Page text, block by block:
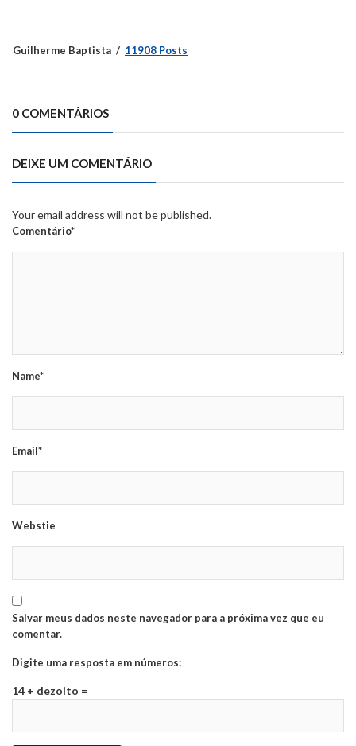
Guilherme Baptista 11908 Posts
0 COMENTÁRIOS
DEIXE UM COMENTÁRIO
Your email address will not be published.
Comentário*
Name*
Email*
Webstie
Salvar meus dados neste navegador para a próxima vez que eu
comentar.
Digite uma resposta em números:
14 + dezoito =